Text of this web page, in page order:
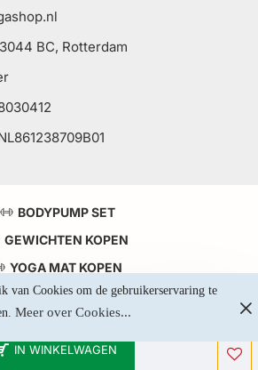
van Cookies om de gebruikerservaring te
Meer over Cookies...
IN WINKELWAGEN
BC, Rotterdam
BODYPUMP SET
GEWICHTEN KOPEN
YOGA MAT KOPEN
5 KRACHTSTATIONS